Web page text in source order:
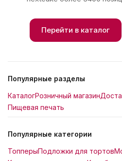
Перейти в каталог
Популярные разделы
КаталогРозничный магазин
Пищевая печать
Популярные категории
ТопперыПодложки для тортов